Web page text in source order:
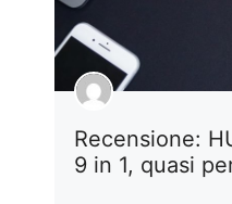
Recensione:
9 in 1, quasi